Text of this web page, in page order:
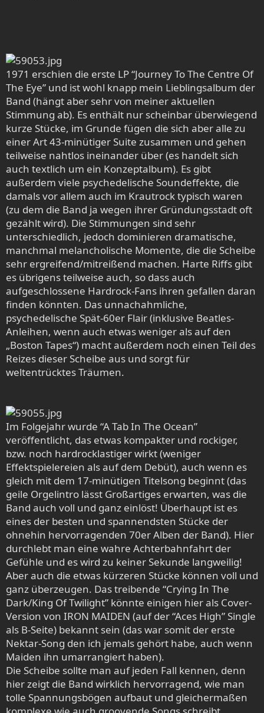
1971 erschien die erste LP “Journey To The Centre Of
The Eye” und ist wohl knapp mein Lieblingsalbum der
Band (hängt aber sehr von meiner aktuellen
Stimmung ab). Es enthält nur scheinbar überwiegend
kurze Stücke, im Grunde fügen die sich aber alle zu
einer Art 43-minütiger Suite zusammen und gehen
teilweise nahtlos ineinander über (es handelt sich
auch textlich um ein Konzeptalbum). Es gibt
außerdem viele psychedelische Soundeffekte, die
damals vor allem auch im Krautrock typisch waren
(zu dem die Band ja wegen ihrer Gründungsstadt oft
gezählt wird). Die Stimmungen sind sehr
unterschiedlich, jedoch dominieren dramatische,
manchmal melancholische Momente, die die Scheibe
sehr ergreifend/mitreißend machen. Harte Riffs gibt
es übrigens teilweise auch, so dass auch
aufgeschlossene Hardrock-Fans ihren gefallen daran
finden könnten. Das unnachahmliche,
psychedelische Spät-60er Flair (inklusive Beatles-
Anleihen, wenn auch etwas weniger als auf den
„Boston Tapes“) macht außerdem noch einen Teil des
Reizes dieser Scheibe aus und sorgt für
weltentrücktes Träumen.
Im Folgejahr wurde “A Tab In The Ocean”
veröffentlicht, das etwas kompakter und rockiger,
bzw. noch hardrocklastiger wirkt (weniger
Effektspielereien als auf dem Debüt), auch wenn es
gleich mit dem 17-minütigen Titelsong beginnt (das
geile Orgelintro lässt Großartiges erwarten, was die
Band auch voll und ganz einlöst! Überhaupt ist es
eines der besten und spannendsten Stücke der
ohnehin hervorragenden 70er Alben der Band). Hier
durchlebt man eine wahre Achterbahnfahrt der
Gefühle und es wird zu keiner Sekunde langweilig!
Aber auch die etwas kürzeren Stücke können voll und
ganz überzeugen. Das treibende “Crying In The
Dark/King Of Twilight” könnte einigen hier als Cover-
Version von IRON MAIDEN (auf der “Aces High” Single
als B-Seite) bekannt sein (das war somit der erste
Nektar-Song den ich jemals gehört habe, auch wenn
Maiden ihn umarrangiert haben).
Die Scheibe sollte man auf jeden Fall kennen, denn
hier zeigt die Band wirklich hervorragend, wie man
tolle Spannungsbögen aufbaut und gleichermaßen